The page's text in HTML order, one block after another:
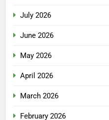
July 2026
June 2026
May 2026
April 2026
March 2026
February 2026